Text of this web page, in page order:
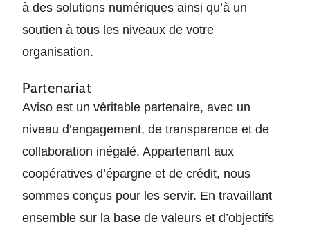
à des solutions numériques ainsi qu’à un
soutien à tous les niveaux de votre
organisation.
Partenariat
Aviso est un véritable partenaire, avec un
niveau d’engagement, de transparence et de
collaboration inégalé. Appartenant aux
coopératives d’épargne et de crédit, nous
sommes conçus pour les servir. En travaillant
ensemble sur la base de valeurs et d’objectifs